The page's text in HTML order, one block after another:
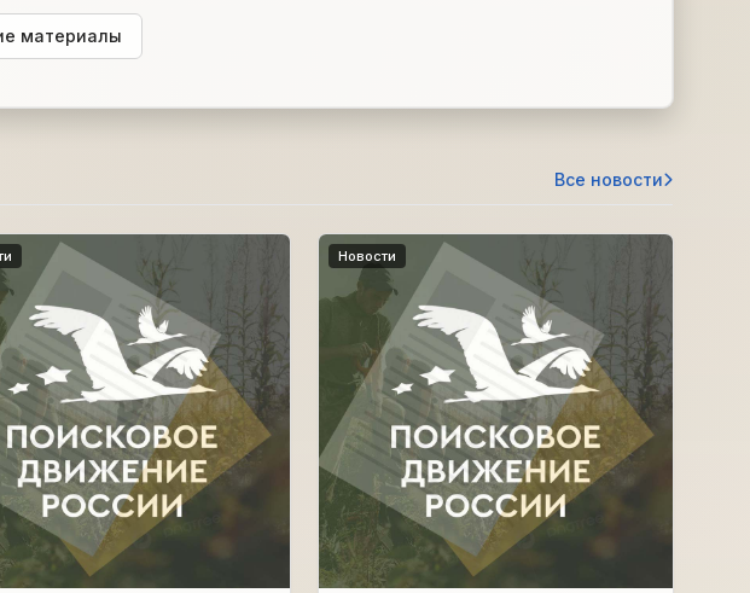
материалы
Все новости
Новости